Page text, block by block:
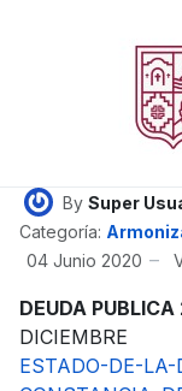
By Super
Categoría:
04 Junio 2020
DEUDA PUBLICA
DICIEMBRE
ESTADO-DE-LA-